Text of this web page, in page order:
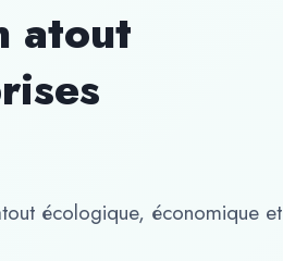
atout
écologique, économique et